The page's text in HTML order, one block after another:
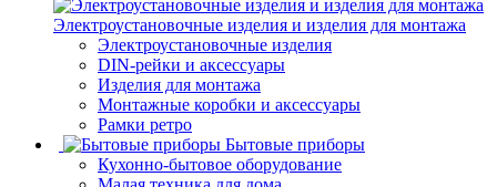
Электроустановочные изделия и изделия для монтажа
Электроустановочные изделия
DIN-рейки и аксессуары
Изделия для монтажа
Монтажные коробки и аксессуары
Рамки ретро
Бытовые приборы
Кухонно-бытовое оборудование